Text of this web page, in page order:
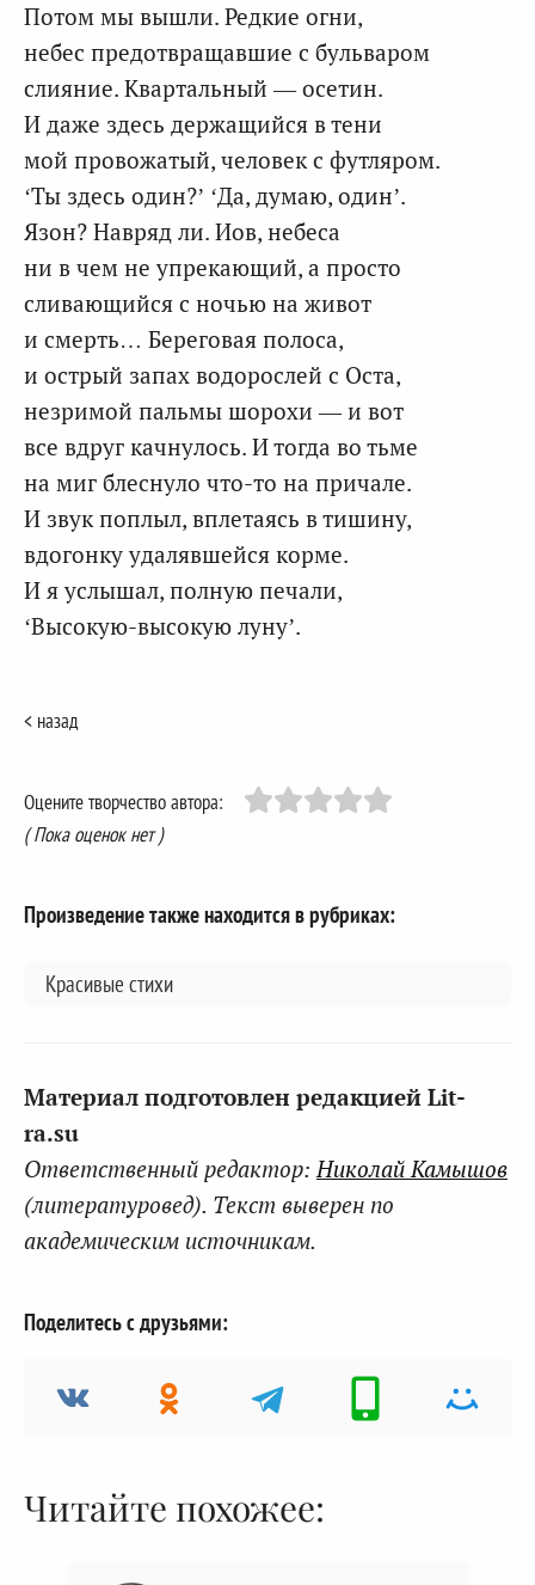
Потом мы вышли. Редкие огни,
небес предотвращавшие с бульваром
слияние. Квартальный — осетин.
И даже здесь держащийся в тени
мой провожатый, человек с футляром.
‘Ты здесь один?’ ‘Да, думаю, один’.
Язон? Навряд ли. Иов, небеса
ни в чем не упрекающий, а просто
сливающийся с ночью на живот
и смерть… Береговая полоса,
и острый запах водорослей с Оста,
незримой пальмы шорохи — и вот
все вдруг качнулось. И тогда во тьме
на миг блеснуло что-то на причале.
И звук поплыл, вплетаясь в тишину,
вдогонку удалявшейся корме.
И я услышал, полную печали,
‘Высокую-высокую луну’.
< назад
Оцените творчество автора:
( Пока оценок нет )
Произведение также находится в рубриках:
Красивые стихи
Материал подготовлен редакцией Lit-
ra.su
Ответственный редактор:Николай Камышов
(литературовед). Текст выверен по
академическим источникам.
Поделитесь с друзьями:
Читайте похожее: